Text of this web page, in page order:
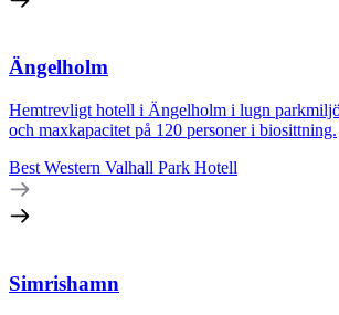
Ängelholm
Hemtrevligt hotell i Ängelholm i lugn
och maxkapacitet på 120 personer i biosittning.
Best Western Valhall Park Hotell
Simrishamn